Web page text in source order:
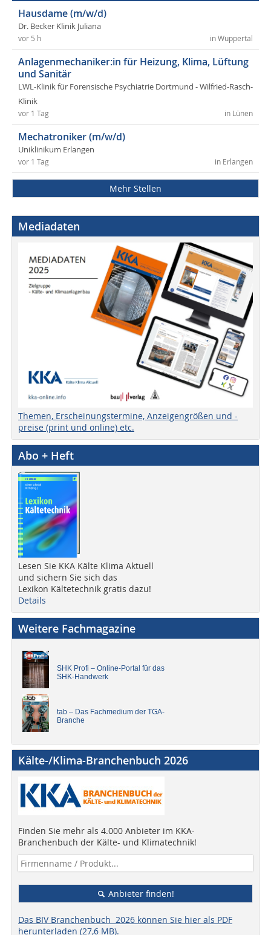
Hausdame (m/w/d)
Dr. Becker Klinik Juliana
in Wuppertal
vor 5 h
Anlagenmechaniker:in für Heizung, Klima, Lüftung
und Sanitär
LWL-Klinik für Forensische Psychiatrie Dortmund - Wilfried-Rasch-
Klinik
in Lünen
vor 1 Tag
Mechatroniker (m/w/d)
Uniklinikum Erlangen
in Erlangen
vor 1 Tag
Mehr Stellen
Mediadaten
Themen, Erscheinungstermine, Anzeigengrößen und -
preise (print und online) etc.
Abo + Heft
Lesen Sie KKA Kälte Klima Aktuell
und sichern Sie sich das
Lexikon Kältetechnik gratis dazu!
Details
Weitere Fachmagazine
SHK Profi – Online-Portal für das
SHK-Handwerk
tab – Das Fachmedium der TGA-
Branche
Kälte-/Klima-Branchenbuch 2026
Finden Sie mehr als 4.000 Anbieter im KKA-
Branchenbuch der Kälte- und Klimatechnik!
Anbieter finden!
Das BIV Branchenbuch 2026 können Sie hier als PDF
herunterladen (27,6 MB).